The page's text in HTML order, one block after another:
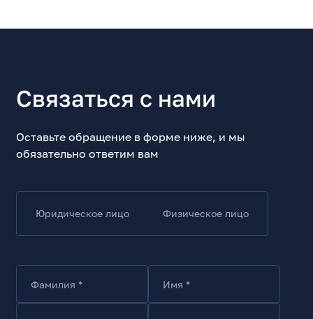
Связаться с нами
Оставьте обращение в форме ниже, и мы
обязательно ответим вам
Юридическое лицо Физическое лицо
Фамилия * Имя *